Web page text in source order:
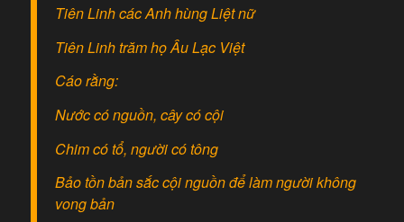
Tiên Linh các Anh hùng Liệt nữ
Tiên Linh trăm họ Âu Lạc Việt
Cáo rằng:
Nước có nguồn, cây có cội
Chim có tổ, người có tông
Bảo tồn bản sắc cội nguồn để làm người không
vong bản